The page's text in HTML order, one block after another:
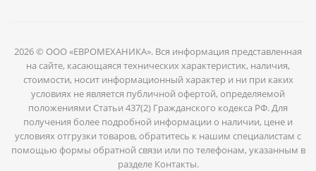
2026 © ООО «ЕВРОМЕХАНИКА». Вся информация представленная
на сайте, касающаяся технических характеристик, наличия,
стоимости, носит информационный характер и ни при каких
условиях не является публичной офертой, определяемой
положениями Статьи 437(2) Гражданского кодекса РФ. Для
получения более подробной информации о наличии, цене и
условиях отгрузки товаров, обратитесь к нашим специалистам с
помощью формы обратной связи или по телефонам, указанным в
разделе Контакты.